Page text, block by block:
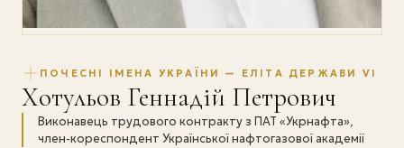
ПОЧЕСНІ ІМЕНА УКРАЇНИ — ЕЛІТА ДЕРЖАВИ VI
Хотульов Геннадій Петрович
Виконавець трудового контракту з ПАТ «Укрнафта»,
член-кореспондент Української нафтогазової академії